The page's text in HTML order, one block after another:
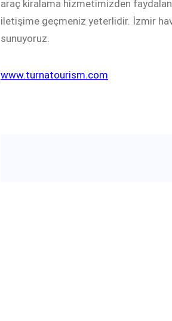
araç kiralama hizmetimizden
iletişime geçmeniz yeterlidir. İzmir
sunuyoruz.
www.turnatourism.com